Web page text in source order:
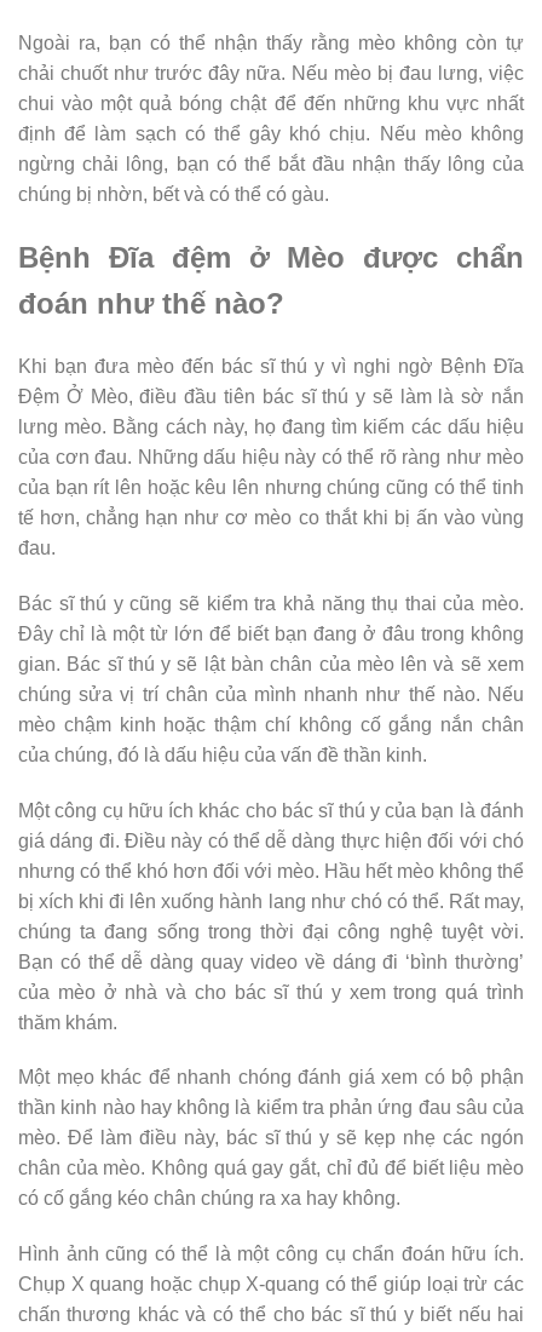
Ngoài ra, bạn có thể nhận thấy rằng mèo không còn tự
chải chuốt như trước đây nữa. Nếu mèo bị đau lưng, việc
chui vào một quả bóng chật để đến những khu vực nhất
định để làm sạch có thể gây khó chịu. Nếu mèo không
ngừng chải lông, bạn có thể bắt đầu nhận thấy lông của
chúng bị nhờn, bết và có thể có gàu.
Bệnh Đĩa đệm ở Mèo được chẩn
đoán như thế nào?
Khi bạn đưa mèo đến bác sĩ thú y vì nghi ngờ Bệnh Đĩa
Đệm Ở Mèo, điều đầu tiên bác sĩ thú y sẽ làm là sờ nắn
lưng mèo. Bằng cách này, họ đang tìm kiếm các dấu hiệu
của cơn đau. Những dấu hiệu này có thể rõ ràng như mèo
của bạn rít lên hoặc kêu lên nhưng chúng cũng có thể tinh
tế hơn, chẳng hạn như cơ mèo co thắt khi bị ấn vào vùng
đau.
Bác sĩ thú y cũng sẽ kiểm tra khả năng thụ thai của mèo.
Đây chỉ là một từ lớn để biết bạn đang ở đâu trong không
gian. Bác sĩ thú y sẽ lật bàn chân của mèo lên và sẽ xem
chúng sửa vị trí chân của mình nhanh như thế nào. Nếu
mèo chậm kinh hoặc thậm chí không cố gắng nắn chân
của chúng, đó là dấu hiệu của vấn đề thần kinh.
Một công cụ hữu ích khác cho bác sĩ thú y của bạn là đánh
giá dáng đi. Điều này có thể dễ dàng thực hiện đối với chó
nhưng có thể khó hơn đối với mèo. Hầu hết mèo không thể
bị xích khi đi lên xuống hành lang như chó có thể. Rất may,
chúng ta đang sống trong thời đại công nghệ tuyệt vời.
Bạn có thể dễ dàng quay video về dáng đi ‘bình thường’
của mèo ở nhà và cho bác sĩ thú y xem trong quá trình
thăm khám.
Một mẹo khác để nhanh chóng đánh giá xem có bộ phận
thần kinh nào hay không là kiểm tra phản ứng đau sâu của
mèo. Để làm điều này, bác sĩ thú y sẽ kẹp nhẹ các ngón
chân của mèo. Không quá gay gắt, chỉ đủ để biết liệu mèo
có cố gắng kéo chân chúng ra xa hay không.
Hình ảnh cũng có thể là một công cụ chẩn đoán hữu ích.
Chụp X quang hoặc chụp X-quang có thể giúp loại trừ các
chấn thương khác và có thể cho bác sĩ thú y biết nếu hai